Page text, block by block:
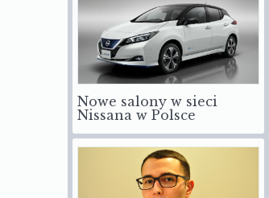
Nowe salony w sieci
Nissana w Polsce